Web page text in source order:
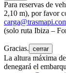
Para reservas de
2,10 m), por favor
(solo ruta Ibiza –
Gracias. cerrar
La altura máxima
denegará el